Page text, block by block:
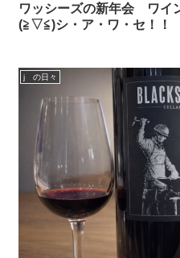
ワッシーズの新年会 ワイ
(≧▽≦)シ・ア・ワ・セ！！
j の日々